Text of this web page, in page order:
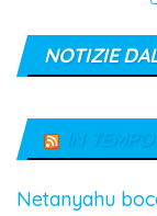
NOTIZIE
IN
Netanyahu